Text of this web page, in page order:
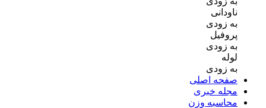
ناودانی
به زودی
پروفیل
به زودی
لوله
به زودی
صفحه اصلی
مجله خبری
محاسبه وزن